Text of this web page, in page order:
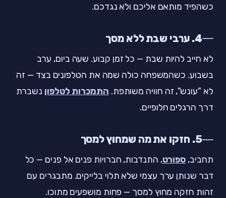
כשהפיד מותאם אליכם ולא נגדכם.
4. ערבי שבת ללא מסך
לא חייב להיות שבת — כל זמן קבוע. שעה ביום, ערב
בשבוע. כשהמשפחה כולה שמה את הטלפונים בצד — זה
לא "עונש", זה חוויה משותפת. התמכרות לטלפון נשברת
דרך הרגלים חלופיים.
5. חזקו את מה שמחוץ למסך
תחביב, ספורט, התנדבות, חברויות פנים אל פנים — כל
דבר שנותן ערך עצמי שלא תלוי בלייקים. מתבגרים עם
זהות חזקה מחוץ למסך — פחות מושפעים מתוכו.